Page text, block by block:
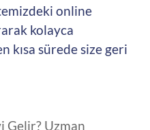
online
kolayca
kısa sürede size geri
Gelir? Uzman